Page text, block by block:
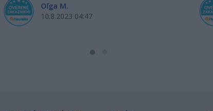
Oľga M.
10.8.2023 04:47